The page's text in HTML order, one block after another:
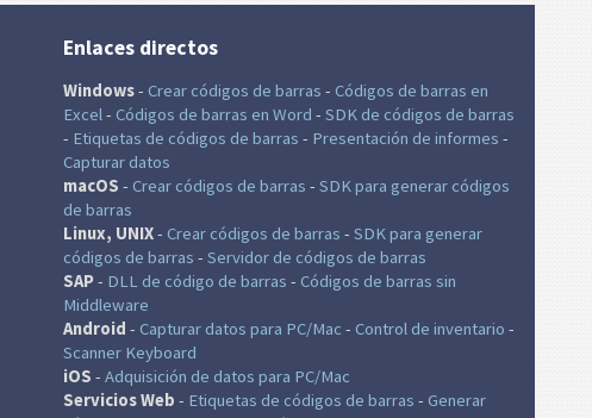
Enlaces directos
Windows- Crear códigos de barras - Códigos de barras en
Excel- Códigos de barras en Word - SDK de códigos de barras
- Etiquetas de códigos de barras - Presentación de informes -
Capturar datos
macOS - Crear códigos de barras - SDK para generar códigos
de barras
Linux, UNIX- Crear códigos de barras - SDK para generar
códigos de barras - Servidor de códigos de barras
SAP- DLL de código de barras - Códigos de barras sin
Middleware
Android - Capturar datos para PC/Mac - Control de inventario -
Scanner Keyboard
iOS - Adquisición de datos para PC/Mac
Servicios Web - Etiquetas de códigos de barras - Generar